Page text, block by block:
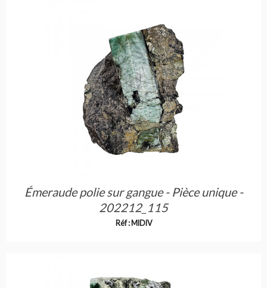
Émeraude polie sur gangue - Pièce unique -
202212_115
Réf : MIDIV